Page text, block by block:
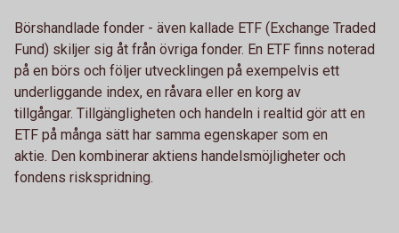
Börshandlade fonder - även kallade ETF (Exchange Traded
Fund) skiljer sig åt från övriga fonder. En ETF finns noterad
på en börs och följer utvecklingen på exempelvis ett
underliggande index, en råvara eller en korg av
tillgångar. Tillgängligheten och handeln i realtid gör att en
ETF på många sätt har samma egenskaper som en
aktie. Den kombinerar aktiens handelsmöjligheter och
fondens riskspridning.